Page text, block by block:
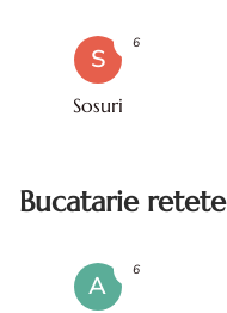
S
Sosuri
6
Bucatarie retete
A
6